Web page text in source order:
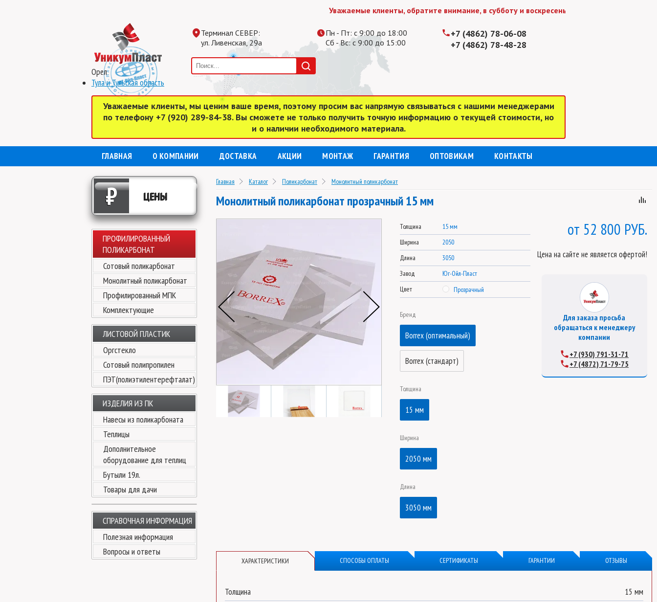
Уважаемые клиенты, обратите внимание, в субботу и воскресенье мы работаем до 15:00
Орел
Тула и Тульская область
Терминал СЕВЕР:
ул. Ливенская, 29а
Пн - Пт: с 9:00 до 18:00
Сб - Вс: с 9:00 до 15:00
+7 (4862) 78-06-08
+7 (4862) 78-48-28
Уважаемые клиенты, мы ценим ваше время, поэтому просим вас напрямую связываться с нашими менеджерами
по телефону +7 (920) 289-84-38. Вы сможете не только получить точную информацию о текущей стоимости, но
и о наличии необходимого материала.
ГЛАВНАЯ О КОМПАНИИ ДОСТАВКА АКЦИИ МОНТАЖ ГАРАНТИЯ ОПТОВИКАМ КОНТАКТЫ
₽ ЦЕНЫ
ПРОФИЛИРОВАННЫЙ
ПОЛИКАРБОНАТ
Сотовый поликарбонат
Монолитный поликарбонат
Профилированный МПК
Комплектующие
ЛИСТОВОЙ ПЛАСТИК
Оргстекло
Сотовый полипропилен
ПЭТ(полиэтилентерефталат)
ИЗДЕЛИЯ ИЗ ПК
Навесы из поликарбоната
Теплицы
Дополнительное
оборудование для теплиц
Бутыли 19л.
Товары для дачи
СПРАВОЧНАЯ ИНФОРМАЦИЯ
Полезная информация
Вопросы и ответы
Главная Каталог Поликарбонат Монолитный поликарбонат
Монолитный поликарбонат прозрачный 15 мм
Толщина
15 мм
Ширина
2050
Длина
3050
Завод
Юг-Ойл-Пласт
Цвет
Прозрачный
Бренд
Borrex (оптимальный)
Borrex (стандарт)
Толщина
15 мм
Ширина
2050 мм
Длина
3050 мм
52 800 РУБ.
Цена на сайте не является офертой!
Для заказа просьба
обращаться к менеджеру
компании
+7 (930) 791-31-71
+7 (4872) 71-79-75
ХАРАКТЕРИСТИКИ СПОСОБЫ ОПЛАТЫ СЕРТИФИКАТЫ ГАРАНТИИ ОТЗЫВЫ
Толщина 15 мм